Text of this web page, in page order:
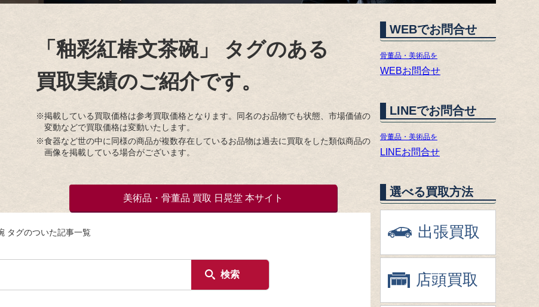
「釉彩紅椿文茶碗」
タグのある
買取実績のご紹介です。
※掲載している買取価格は参考買取価格となります。同名のお品物でも状態、市場価値の
変動などで買取価格は変動いたします。
※食器など世の中に同様の商品が複数存在しているお品物は過去に買取をした類似商品の
画像を掲載している場合がございます。
美術品・骨董品 買取 日晃堂 本サイト
タグのついた記事一覧
検索
WEBでお問合せ
骨董品・美術品を
WEBお問合せ
LINEでお問合せ
骨董品・美術品を
LINEお問合せ
選べる買取方法
出張買取
店頭買取